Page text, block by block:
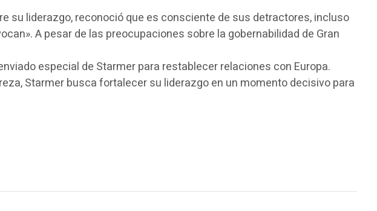
su liderazgo, reconoció que es consciente de sus detractores, incluso
A pesar de las preocupaciones sobre la gobernabilidad de Gran
especial de Starmer para restablecer relaciones con Europa.
Starmer busca fortalecer su liderazgo en un momento decisivo para